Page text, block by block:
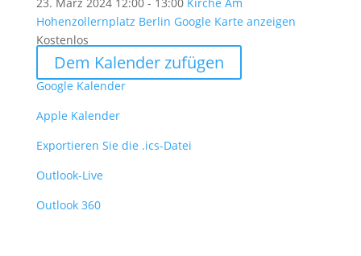
Hohenzollernplatz Berlin Google Karte anzeigen
Kostenlos
Dem Kalender zufügen
Google Kalender
Apple Kalender
Exportieren Sie die .ics-Datei
Outlook-Live
Outlook 360